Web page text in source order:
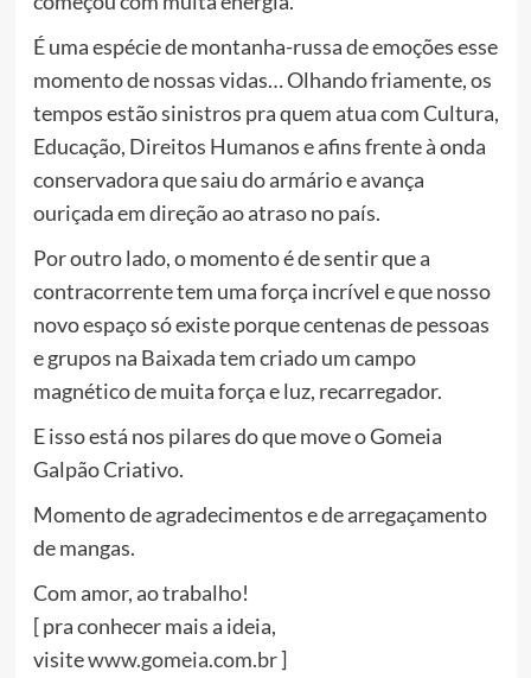
É uma espécie de montanha-russa de emoções esse
momento de nossas vidas… Olhando friamente, os
tempos estão sinistros pra quem atua com Cultura,
Educação, Direitos Humanos e afins frente à onda
conservadora que saiu do armário e avança
ouriçada em direção ao atraso no país.
Por outro lado, o momento é de sentir que a
contracorrente tem uma força incrível e que nosso
novo espaço só existe porque centenas de pessoas
e grupos na Baixada tem criado um campo
magnético de muita força e luz, recarregador.
E isso está nos pilares do que move o Gomeia
Galpão Criativo.
Momento de agradecimentos e de arregaçamento
de mangas.
Com amor, ao trabalho!
[ pra conhecer mais a ideia,
visitewww.gomeia.com.br]